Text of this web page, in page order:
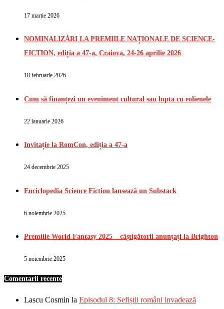
17 martie 2026
NOMINALIZĂRI LA PREMIILE NAȚIONALE DE SCIENCE-
FICTION, ediția a 47-a, Craiova, 24-26 aprilie 2026
18 februarie 2026
Cum să finanțezi un eveniment cultural sau lupta cu eolienele
22 ianuarie 2026
Invitație la RomCon, ediția a 47-a
24 decembrie 2025
Enciclopedia Science Fiction lansează un Substack
6 noiembrie 2025
Premiile World Fantasy 2025 – câștigătorii anunțați la Brighton
5 noiembrie 2025
Comentarii recente
Lascu Cosmin la Episodul 8: Sefiștii români invadează